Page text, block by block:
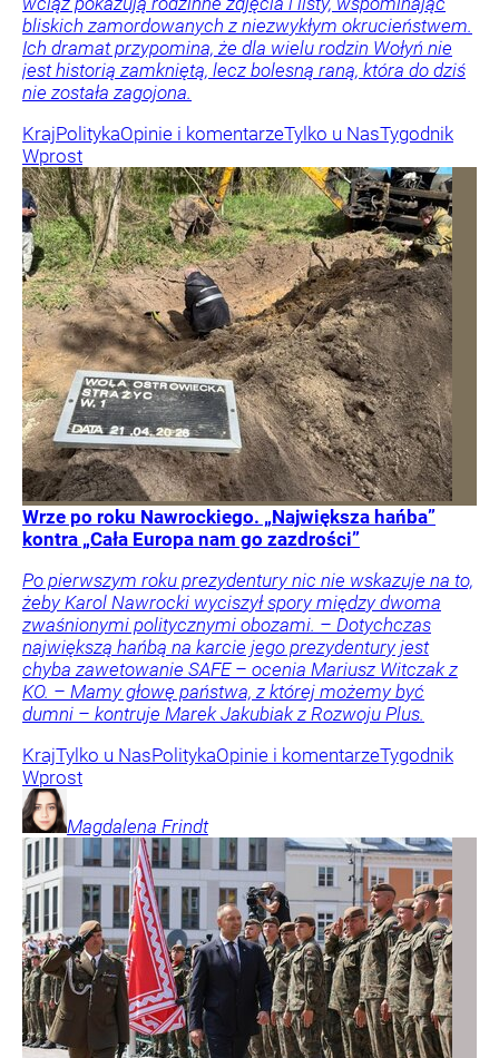
bliskich zamordowanych z niezwykłym okrucieństwem.
Ich dramat przypomina, że dla wielu rodzin Wołyń nie
jest historią zamkniętą, lecz bolesną raną, która do dziś
nie została zagojona.
KrajPolitykaOpinie i komentarzeTylko u NasTygodnik
Wprost
Wrze po roku Nawrockiego. „Największa hańba”
kontra „Cała Europa nam go zazdrości”
Po pierwszym roku prezydentury nic nie wskazuje na to,
żeby Karol Nawrocki wyciszył spory między dwoma
zwaśnionymi politycznymi obozami. – Dotychczas
największą hańbą na karcie jego prezydentury jest
chyba zawetowanie SAFE – ocenia Mariusz Witczak z
KO. – Mamy głowę państwa, z której możemy być
dumni – kontruje Marek Jakubiak z Rozwoju Plus.
KrajTylko u NasPolitykaOpinie i komentarzeTygodnik
Wprost
Magdalena Frindt